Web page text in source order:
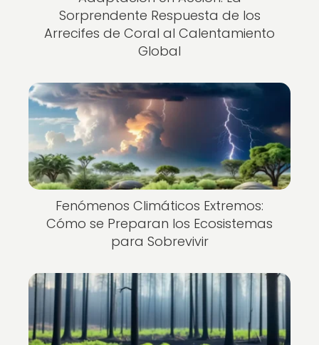
Sorprendente Respuesta de los
Arrecifes de Coral al Calentamiento
Global
Fenómenos Climáticos Extremos:
Cómo se Preparan los Ecosistemas
para Sobrevivir